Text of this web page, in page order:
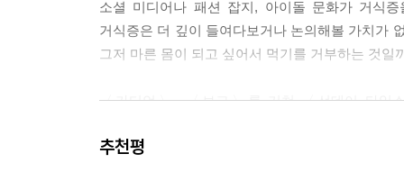
--- p.117
“대부분의 질병에서는 모든 사람이 한 마음 한 뜻
소셜 미디어나 패션 잡지, 아이돌 문화가 거식
거식증은 더 깊이 들여다보거나 논의해볼 가치가
그저 마른 몸이 되고 싶어서 먹기를 거부하는 것일
〈가디언〉, 〈보그〉를 거쳐 〈선데이 타임
《먹지 못하는 여자들(원제: Good girls)》은 그의
추천평